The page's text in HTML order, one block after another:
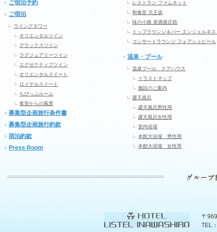
ご宿泊予約
ご宿泊
ウイングタワー
オリエンタルツイン
デラックスツイン
ラグジュアリーツイン
エグゼクティブツイン
オリエンタルスイート
ロイヤルスイート
ちびっぷルーム
客室からの風景
募集型企画旅行条件書
募集型企画旅行約款
宿泊約款
Press Room
レストラン ファムネット
和食堂 天王坂
味の小路 居酒屋庄助
トップラウンジ＆バー エンジェルネス
コンサートラウンジ フォアシュピール
温泉・プール
温泉プール クアハウス
イラストマップ
施設のご案内
露天風呂
露天風呂男性用
露天風呂女性用
室内浴場
本館大浴場 男性用
本館大浴場 女性用
〒
TEL